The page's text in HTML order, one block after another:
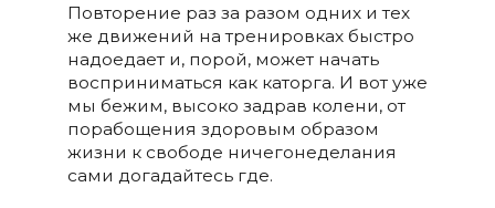
Повторение раз за разом одних и тех
же движений на тренировках быстро
надоедает и, порой, может начать
восприниматься как каторга. И вот уже
мы бежим, высоко задрав колени, от
порабощения здоровым образом
жизни к свободе ничегонеделания
сами догадайтесь где.